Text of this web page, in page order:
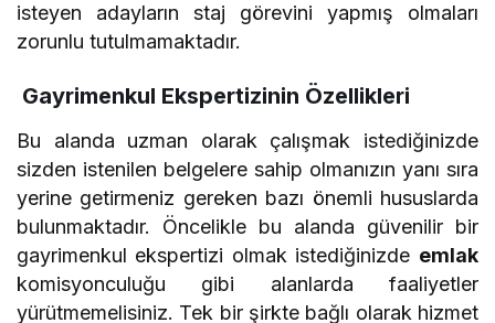
isteyen adayların staj görevini yapmış olmaları
zorunlu tutulmamaktadır.
Gayrimenkul Ekspertizinin Özellikleri
Bu alanda uzman olarak çalışmak istediğinizde
sizden istenilen belgelere sahip olmanızın yanı sıra
yerine getirmeniz gereken bazı önemli hususlarda
bulunmaktadır. Öncelikle bu alanda güvenilir bir
gayrimenkul ekspertizi olmak istediğinizde emlak
komisyonculuğu gibi alanlarda faaliyetler
yürütmemelisiniz. Tek bir şirkte bağlı olarak hizmet